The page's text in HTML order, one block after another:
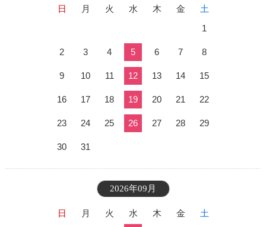
日 月 火 水 木 金
土
1
2 3 4 5 6 7 8
9 10 11 12 13 14 15
16 17 18 19 20 21 22
23 24 25 26 27 28 29
30 31
2026年09月
日 月 火 水 木 金
土